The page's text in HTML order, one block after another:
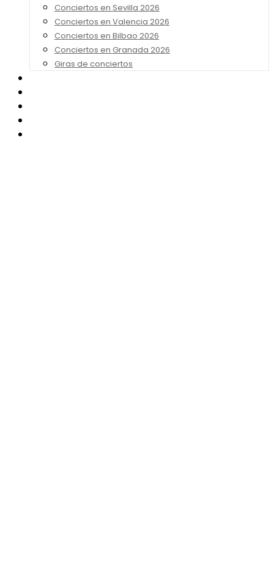
Conciertos en Sevilla 2026
Conciertos en Valencia 2026
Conciertos en Bilbao 2026
Conciertos en Granada 2026
Giras de conciertos